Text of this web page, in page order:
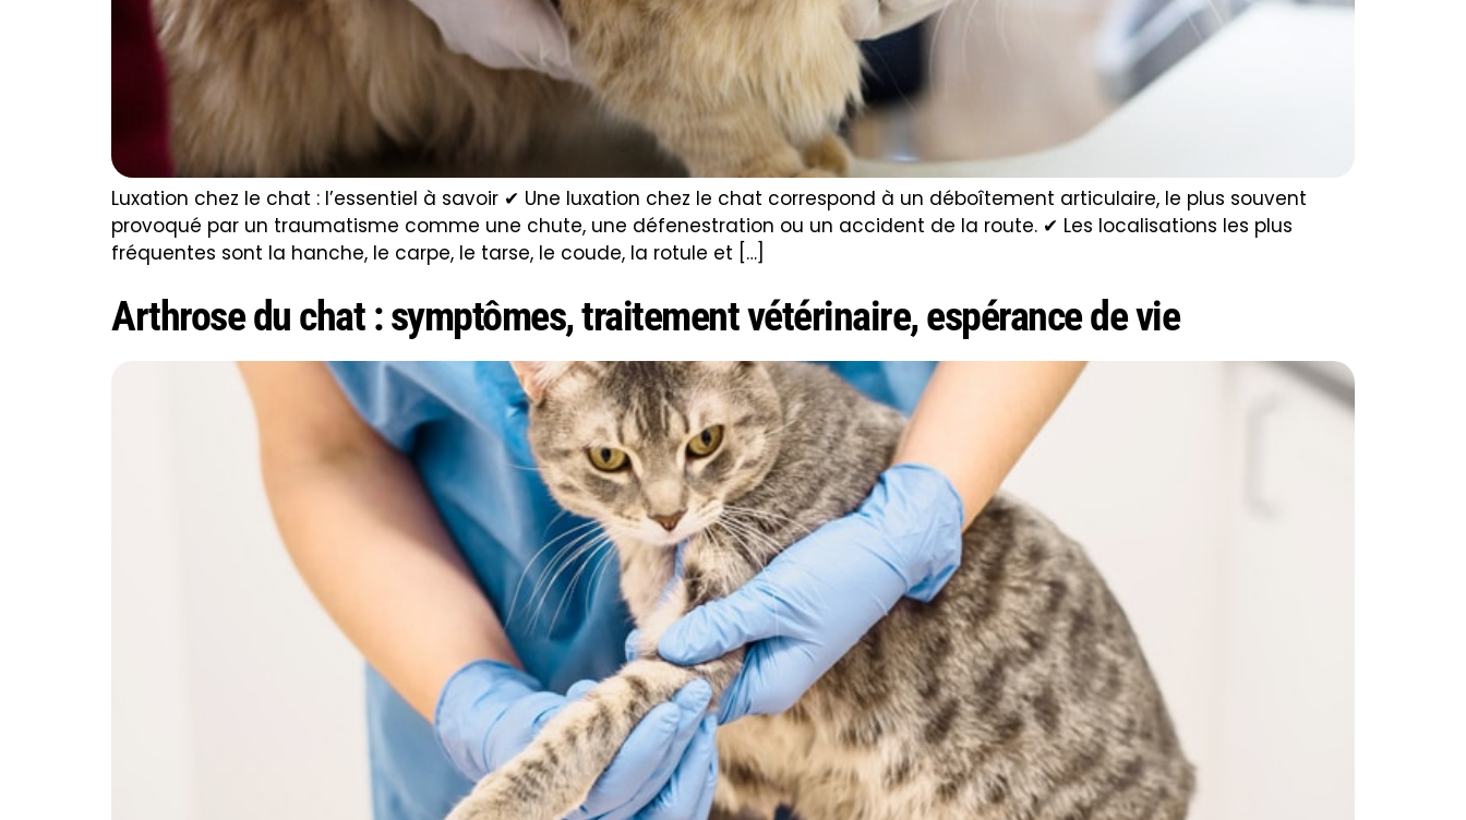
Luxation chez le chat : l’essentiel à savoir ✔ Une luxation chez le chat correspond à un déboîtement articulaire, le plus souvent
provoqué par un traumatisme comme une chute, une défenestration ou un accident de la route. ✔ Les localisations les plus
fréquentes sont la hanche, le carpe, le tarse, le coude, la rotule et […]
Arthrose du chat : symptômes, traitement vétérinaire, espérance de vie